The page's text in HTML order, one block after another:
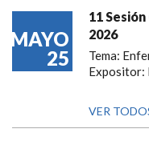
MAYO
25
11
2026
Tema:
Expositor:
VER